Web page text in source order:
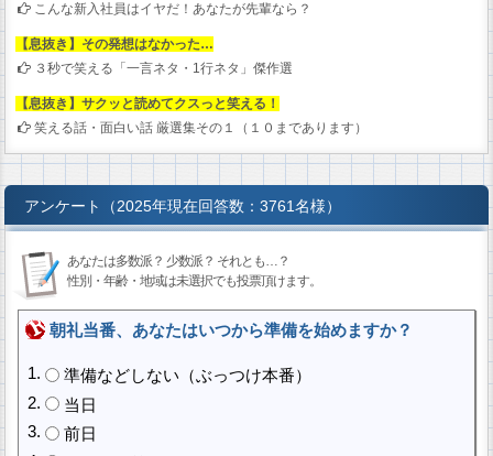
こんな新入社員はイヤだ！あなたが先輩なら？
【息抜き】その発想はなかった…
３秒で笑える「一言ネタ・1行ネタ」傑作選
【息抜き】サクッと読めてクスっと笑える！
笑える話・面白い話 厳選集その１（１０まであります）
アンケート（2025年現在回答数：3761名様）
あなたは多数派？ 少数派？ それとも…？
性別・年齢・地域は未選択でも投票頂けます。
朝礼当番、あなたはいつから準備を始めますか？
準備などしない（ぶっつけ本番）
当日
前日